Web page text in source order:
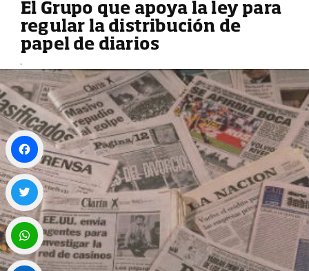
El Grupo que apoya la ley para
regular la distribución de
papel de diarios
Facebook
Twitter
WhatsApp